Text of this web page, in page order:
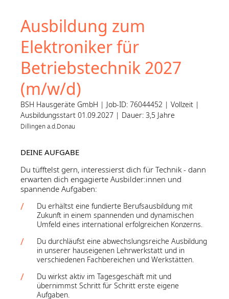
Ausbildung zum
Elektroniker für
Betriebstechnik 2027
(m/w/d)
BSH Hausgeräte GmbH | Job-ID: 76044452 | Vollzeit |
Ausbildungsstart 01.09.2027 | Dauer: 3,5 Jahre
Dillingen a.d.Donau
DEINE AUFGABE
Du tüfftelst gern, interessierst dich für Technik - dann
erwarten dich engagierte Ausbilder:innen und
spannende Aufgaben:
Du erhältst eine fundierte Berufsausbildung mit
Zukunft in einem spannenden und dynamischen
Umfeld eines international erfolgreichen Konzerns.
Du durchläufst eine abwechslungsreiche Ausbildung
in unserer hauseigenen Lehrwerkstatt und in
verschiedenen Fachbereichen und Werkstätten.
Du wirkst aktiv im Tagesgeschäft mit und
übernimmst Schritt für Schritt erste eigene
Aufgaben.